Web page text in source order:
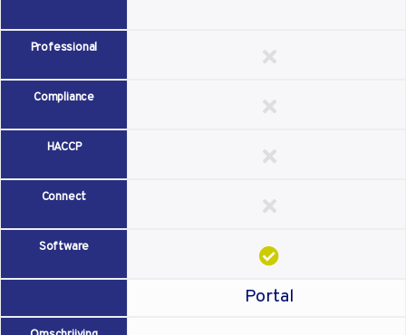
Professional
Compliance
HACCP
Connect
Software
Portal